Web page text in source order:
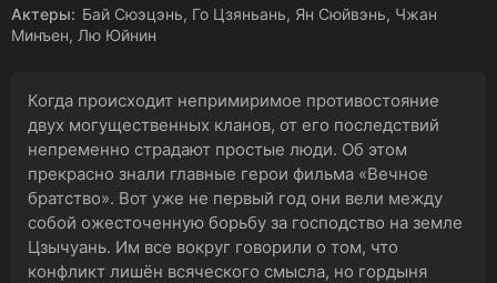
Актеры: Бай Сюэцэнь, Го Цзяньань, Ян Сюйвэнь, Чжан
Минъен, Лю Юйнин
Когда происходит непримиримое противостояние
двух могущественных кланов, от его последствий
непременно страдают простые люди. Об этом
прекрасно знали главные герои фильма «Вечное
братство». Вот уже не первый год они вели между
собой ожесточенную борьбу за господство на земле
Цзычуань. Им все вокруг говорили о том, что
конфликт лишён всяческого смысла, но гордыня